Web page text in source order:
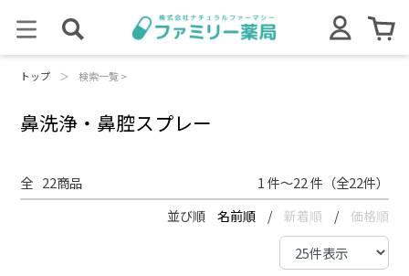
トップ ＞ 検索一覧 >
鼻洗浄・鼻腔スプレー
全 22商品 1 件～22 件（全22件）
並び順 名前順 / 新着順 / 価格順